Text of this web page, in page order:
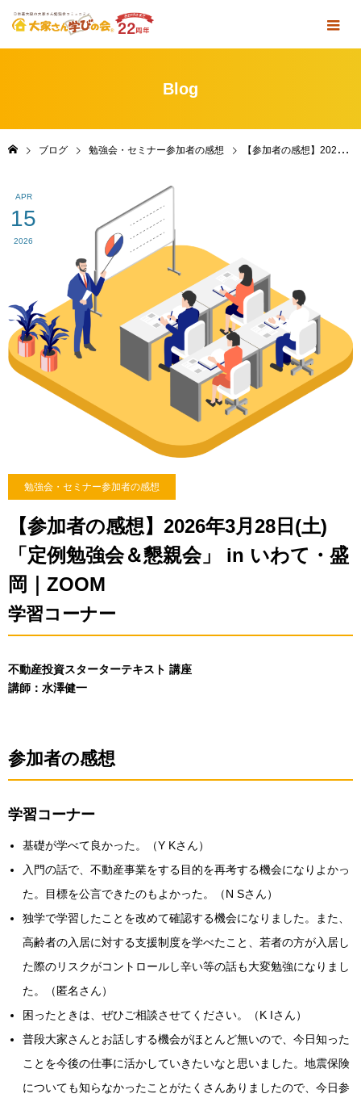
Blog
ブログ 勉強会・セミナー参加者の感想 【参加者の感想】2026年3月28日(土)「定例勉強会＆懇親会」 in いわて・盛岡｜ZOOM
APR
15
2026
勉強会・セミナー参加者の感想
【参加者の感想】2026年3月28日(土)
「定例勉強会＆懇親会」 in いわて・盛
岡｜ZOOM
学習コーナー
不動産投資スターターテキスト 講座
講師：水澤健一
参加者の感想
学習コーナー
基礎が学べて良かった。（Y Kさん）
入門の話で、不動産事業をする目的を再考する機会になりよかっ
た。目標を公言できたのもよかった。（N Sさん）
独学で学習したことを改めて確認する機会になりました。また、
高齢者の入居に対する支援制度を学べたこと、若者の方が入居し
た際のリスクがコントロールし辛い等の話も大変勉強になりまし
た。（匿名さん）
困ったときは、ぜひご相談させてください。（K Iさん）
普段大家さんとお話しする機会がほとんど無いので、今日知った
ことを今後の仕事に活かしていきたいなと思いました。地震保険
についても知らなかったことがたくさんありましたので、今日参